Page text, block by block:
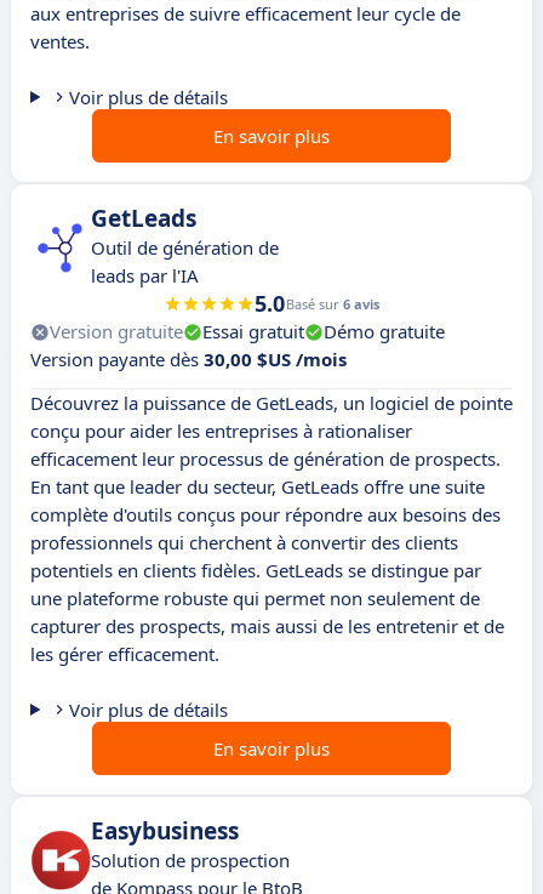
aux entreprises de suivre efficacement leur cycle de
ventes.
Voir plus de détails
En savoir plus
GetLeads
Outil de génération de
leads par l'IA
5.0Basé sur 6 avis
Version gratuite Essai gratuit
Démo gratuite
Version payante dès 30,00 $US /mois
Découvrez la puissance de GetLeads, un logiciel de pointe
conçu pour aider les entreprises à rationaliser
efficacement leur processus de génération de prospects.
En tant que leader du secteur, GetLeads offre une suite
complète d'outils conçus pour répondre aux besoins des
professionnels qui cherchent à convertir des clients
potentiels en clients fidèles. GetLeads se distingue par
une plateforme robuste qui permet non seulement de
capturer des prospects, mais aussi de les entretenir et de
les gérer efficacement.
Voir plus de détails
En savoir plus
Easybusiness
Solution de prospection
de Kompass pour le BtoB